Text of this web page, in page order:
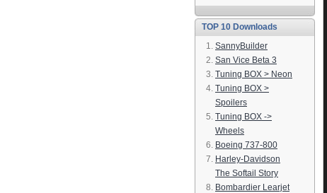
TOP 10 Downloads
SannyBuilder
San Vice Beta 3
Tuning BOX > Neon
Tuning BOX >
Spoilers
Tuning BOX ->
Wheels
Boeing 737-800
Harley-Davidson
The Softail Story
Bombardier Learjet